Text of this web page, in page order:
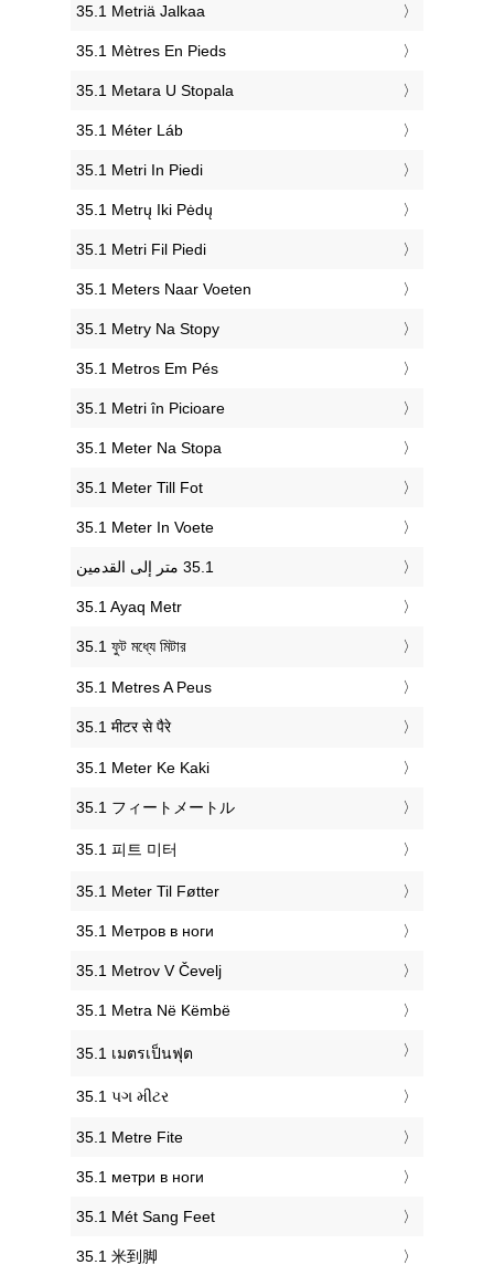
‎35.1 Metriä Jalkaa
‎35.1 Mètres En Pieds
‎35.1 Metara U Stopala
‎35.1 Méter Láb
‎35.1 Metri In Piedi
‎35.1 Metrų Iki Pėdų
‎35.1 Metri Fil Piedi
‎35.1 Meters Naar Voeten
‎35.1 Metry Na Stopy
‎35.1 Metros Em Pés
‎35.1 Metri în Picioare
‎35.1 Meter Na Stopa
‎35.1 Meter Till Fot
‎35.1 Meter In Voete
‎35.1 Ayaq Metr
‎35.1 ফুট মধ্যে মিটার
‎35.1 Metres A Peus
‎35.1 मीटर से पैरे
‎35.1 Meter Ke Kaki
‎35.1 フィートメートル
‎35.1 피트 미터
‎35.1 Meter Til Føtter
‎35.1 Метров в ноги
‎35.1 Metrov V Čevelj
‎35.1 Metra Në Këmbë
‎35.1 เมตรเป็นฟุต
‎35.1 પગ મીટર
‎35.1 Metre Fite
‎35.1 метри в ноги
‎35.1 Mét Sang Feet
‎35.1 米到脚